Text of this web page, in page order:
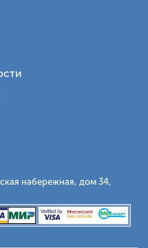
набережная, дом 34,